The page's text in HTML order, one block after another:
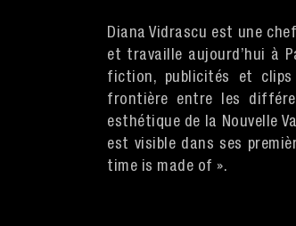
Diana Vidrascu est une
et travaille aujourd’hui à
fiction, publicités et
frontière entre les
esthétique de la Nouvelle
est visible dans ses
time is made of ».